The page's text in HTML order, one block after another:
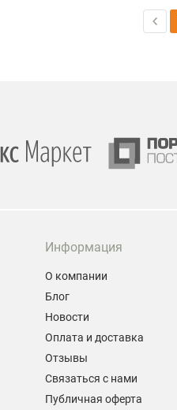
Информация
О компании
Блог
Новости
Оплата и доставка
Отзывы
Связаться с нами
Публичная оферта